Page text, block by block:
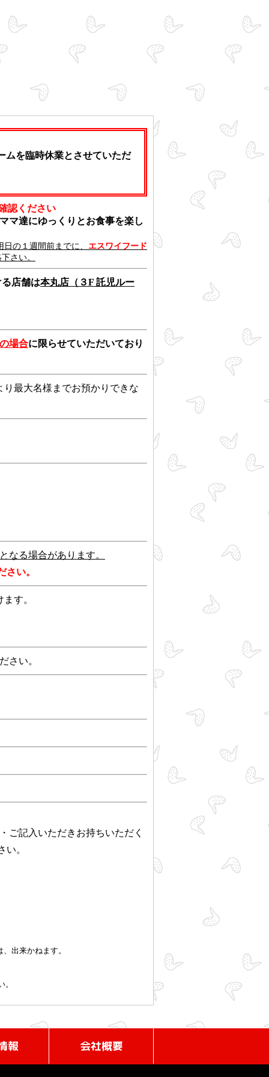
ムを臨時休業とさせていただ
認ください
マ達にゆっくりとお食事を楽し
日の１週間前までに、 エスワイフード
さい。
店舗は本丸店（３F 託児ルー
場合に限らせていただいており
最大名様までお預かりできな
なる場合があります。
い。
す。
さい。
ご記入いただきお持ちいただく
。
出来かねます。
報 会社概要